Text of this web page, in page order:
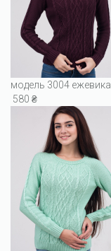
модель 3004 ежевика
580 ₴